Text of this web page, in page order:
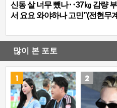
신동 살 너무 뺐나‥37㎏ 감량
서 요요 와야하나 고민”(전현무
많이 본 포토